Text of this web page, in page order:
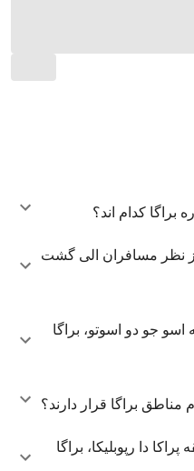
از نظر مسافران الی گشت
در منطقه اسو جو دو اسوتو، براگا
براگا قرار دارند؟
دا رپوبلیکا، براگا